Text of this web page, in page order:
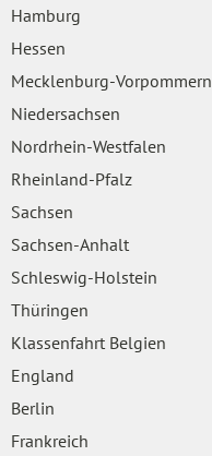
Hamburg
Hessen
Mecklenburg-Vorpommern
Niedersachsen
Nordrhein-Westfalen
Rheinland-Pfalz
Sachsen
Sachsen-Anhalt
Schleswig-Holstein
Thüringen
Klassenfahrt Belgien
England
Berlin
Frankreich